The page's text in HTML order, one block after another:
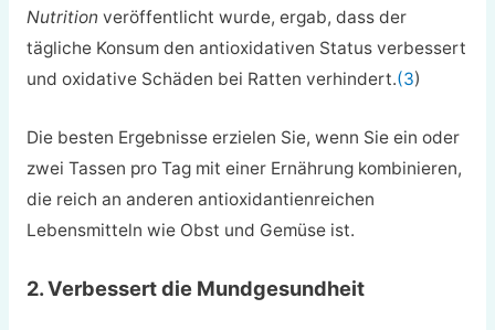
Nutrition veröffentlicht wurde, ergab, dass der
tägliche Konsum den antioxidativen Status verbessert
und oxidative Schäden bei Ratten verhindert.(3)
Die besten Ergebnisse erzielen Sie, wenn Sie ein oder
zwei Tassen pro Tag mit einer Ernährung kombinieren,
die reich an anderen antioxidantienreichen
Lebensmitteln wie Obst und Gemüse ist.
2. Verbessert die Mundgesundheit